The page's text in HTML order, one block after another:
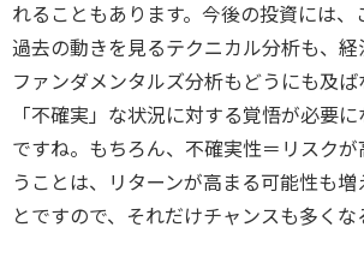
れることもあります。今後の投資には、
過去の動きを見るテクニカル分析も、
ファンダメンタルズ分析もどうにも及
「不確実」な状況に対する覚悟が必要
ですね。もちろん、不確実性＝リスクが
うことは、リターンが高まる可能性も増
とですので、それだけチャンスも多くな